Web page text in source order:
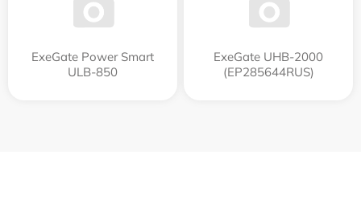
ExeGate Power Smart
ULB-850
ExeGate UHB-2000
(EP285644RUS)